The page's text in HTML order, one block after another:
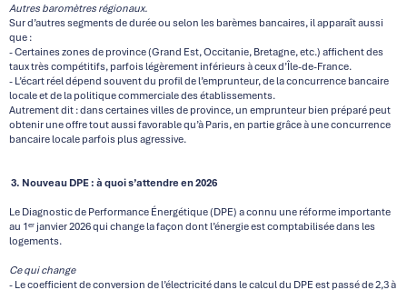
Autres baromètres régionaux.
Sur d’autres segments de durée ou selon les barèmes bancaires, il apparaît aussi
que :
- Certaines zones de province (Grand Est, Occitanie, Bretagne, etc.) affichent des
taux très compétitifs, parfois légèrement inférieurs à ceux d’Île-de-France.
- L’écart réel dépend souvent du profil de l’emprunteur, de la concurrence bancaire
locale et de la politique commerciale des établissements.
Autrement dit : dans certaines villes de province, un emprunteur bien préparé peut
obtenir une offre tout aussi favorable qu’à Paris, en partie grâce à une concurrence
bancaire locale parfois plus agressive.
3. Nouveau DPE : à quoi s’attendre en 2026
Le Diagnostic de Performance Énergétique (DPE) a connu une réforme importante
au 1ᵉʳ janvier 2026 qui change la façon dont l’énergie est comptabilisée dans les
logements.
Ce qui change
- Le coefficient de conversion de l’électricité dans le calcul du DPE est passé de 2,3 à